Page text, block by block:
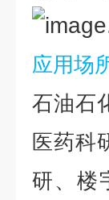
应用场
石油石
医药科
研、楼